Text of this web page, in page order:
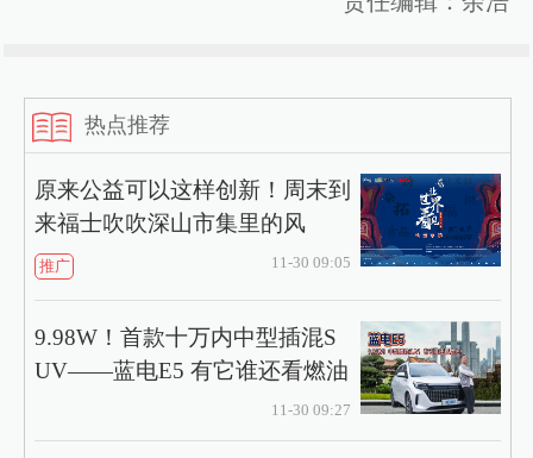
热点推荐
原来公益可以这样创新！周末到
来福士吹吹深山市集里的风
推广 11-30 09:05
9.98W！首款十万内中型插混S
UV——蓝电E5 有它谁还看燃油
11-30 09:27